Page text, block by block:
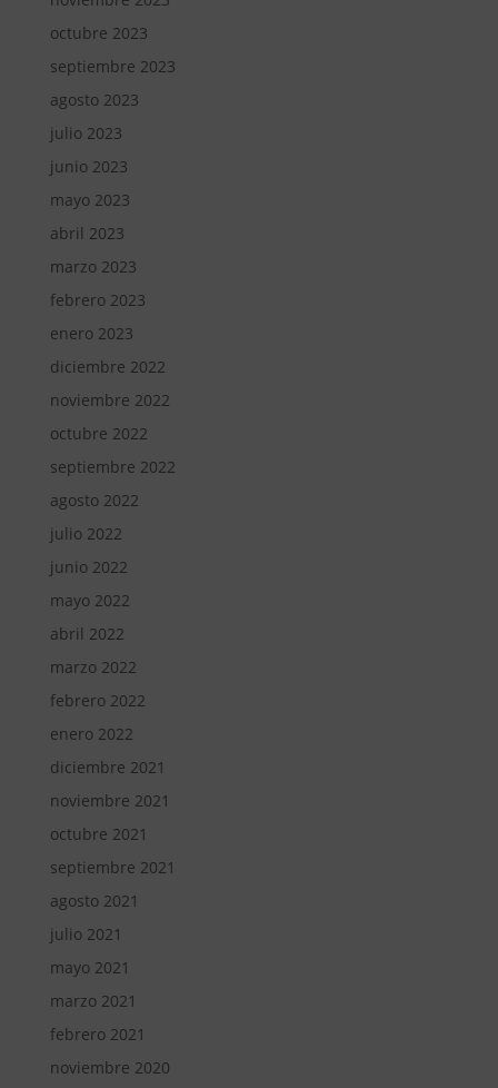
octubre 2023
septiembre 2023
agosto 2023
julio 2023
junio 2023
mayo 2023
abril 2023
marzo 2023
febrero 2023
enero 2023
diciembre 2022
noviembre 2022
octubre 2022
septiembre 2022
agosto 2022
julio 2022
junio 2022
mayo 2022
abril 2022
marzo 2022
febrero 2022
enero 2022
diciembre 2021
noviembre 2021
octubre 2021
septiembre 2021
agosto 2021
julio 2021
mayo 2021
marzo 2021
febrero 2021
noviembre 2020